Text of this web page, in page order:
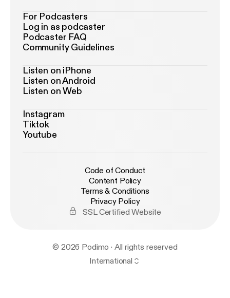
For Podcasters
Log in as podcaster
Podcaster FAQ
Community Guidelines
Listen on iPhone
Listen on Android
Listen on Web
Instagram
Tiktok
Youtube
Code of Conduct
Content Policy
Terms & Conditions
Privacy Policy
SSL Certified Website
© 2026 Podimo · All rights reserved
International